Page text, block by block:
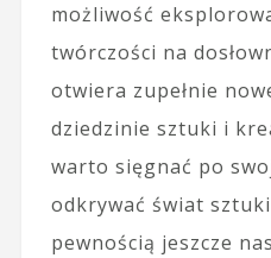
możliwość
twórczości na
otwiera zupełnie
dziedzinie sztuki i
warto sięgnać po
odkrywać świat
pewnością jeszcze